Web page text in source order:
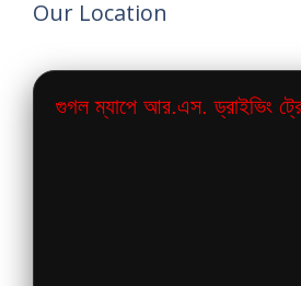
Our Location
গুগল ম্যাপে আর.এস. ড্রাইভিং